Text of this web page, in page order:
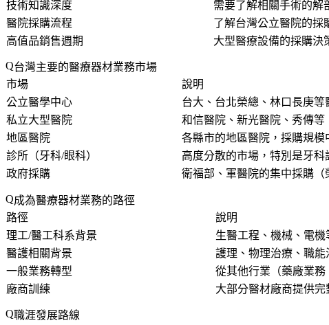
技術知識深度
需要了解相關手術的解
醫院採購流程
了解台灣公立醫院的採
高值品銷售週期
大型醫療設備的採購決
台灣主要的醫療器材業務市場
市場
說明
公立醫學中心
台大、台北榮總、林口長庚等
私立大型醫院
和信醫院、新光醫院、秀傳等
地區醫院
各縣市的地區醫院，採購規模
診所（牙科/眼科）
高度分散的市場，特別是牙科
政府採購
衛福部、軍醫院的集中採購（
成為醫療器材業務的路徑
路徑
說明
理工/醫工科系背景
生醫工程、機械、電
醫護相關背景
護理、物理治療、職
一般業務轉型
從其他行業（藥廠業
廠商訓練
大部分醫材廠商提供完
職涯發展路線